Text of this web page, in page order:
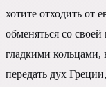
хотите отходить от
обменяться со
гладкими кольцами,
передать дух